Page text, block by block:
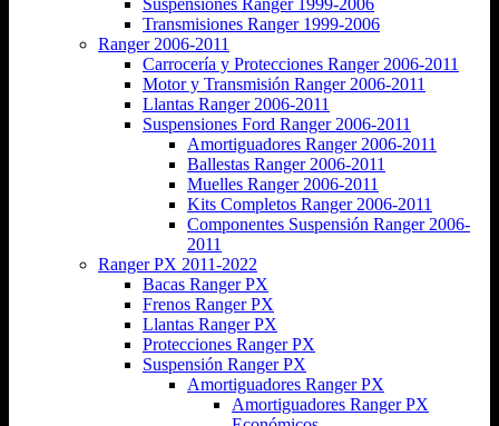
Transmisiones Ranger 1999-2006
Ranger 2006-2011
Carrocería y Protecciones Ranger 2006-2011
Motor y Transmisión Ranger 2006-2011
Llantas Ranger 2006-2011
Suspensiones Ford Ranger 2006-2011
Amortiguadores Ranger 2006-2011
Ballestas Ranger 2006-2011
Muelles Ranger 2006-2011
Kits Completos Ranger 2006-2011
Componentes Suspensión Ranger 2006-
2011
Ranger PX 2011-2022
Bacas Ranger PX
Frenos Ranger PX
Llantas Ranger PX
Protecciones Ranger PX
Suspensión Ranger PX
Amortiguadores Ranger PX
Amortiguadores Ranger PX